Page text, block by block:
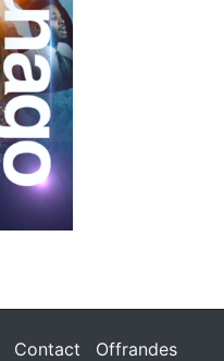
Contact
Offrandes